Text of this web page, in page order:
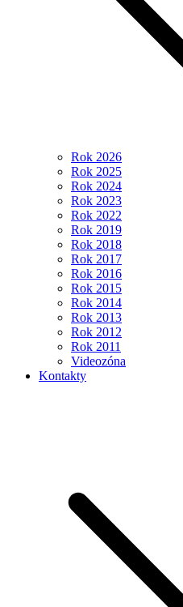
Rok 2026
Rok 2025
Rok 2024
Rok 2023
Rok 2022
Rok 2019
Rok 2018
Rok 2017
Rok 2016
Rok 2015
Rok 2014
Rok 2013
Rok 2012
Rok 2011
Videozóna
Kontakty